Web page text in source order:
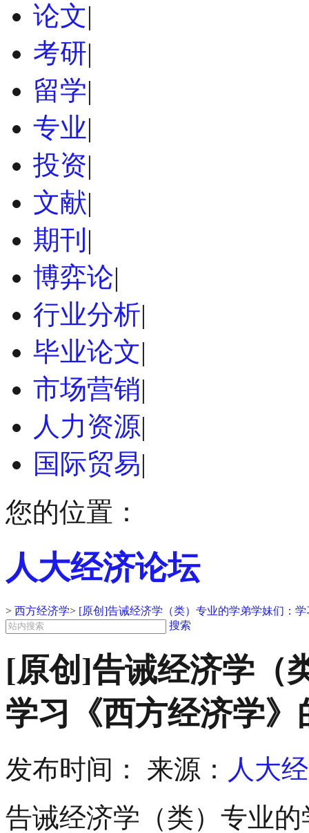
论文|
考研|
留学|
专业|
投资|
文献|
期刊 |
博弈论|
行业分析|
毕业论文|
市场营销|
人力资源|
国际贸易|
您的位置：
人大经济论坛
> 西方经济学> [原创]告诫经济学（类）专业的学弟学妹们：
搜索
[原创]告诫经济学（
学习《西方经济学》
发布时间： 来源： 人大
告诫经济学（类）专业